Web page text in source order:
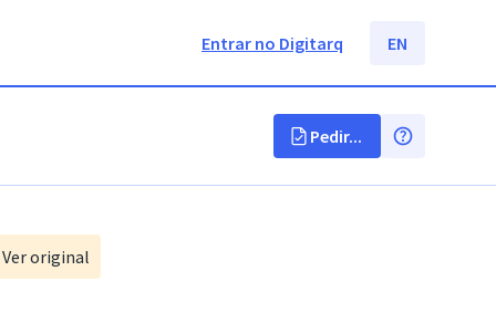
Entrar no Digitarq EN
Pedir...
original